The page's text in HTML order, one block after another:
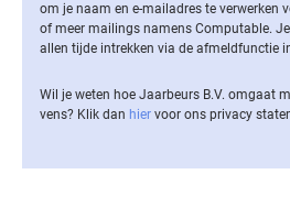
om je naam en e-mailadres te verwerken
of meer mailings namens Computable.
allen tijde intrekken via de af­meld­func­tie
Wil je weten hoe Jaarbeurs B.V. omgaat
vens? Klik dan hier voor ons privacy